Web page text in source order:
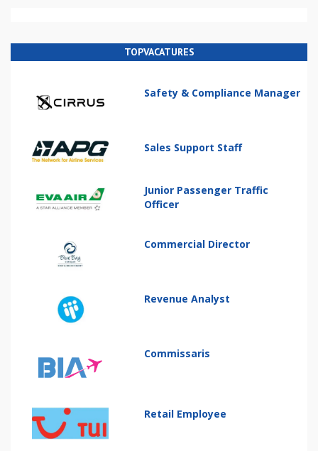
TOPVACATURES
Safety & Compliance Manager
Sales Support Staff
Junior Passenger Traffic
Officer
Commercial Director
Revenue Analyst
Commissaris
Retail Employee